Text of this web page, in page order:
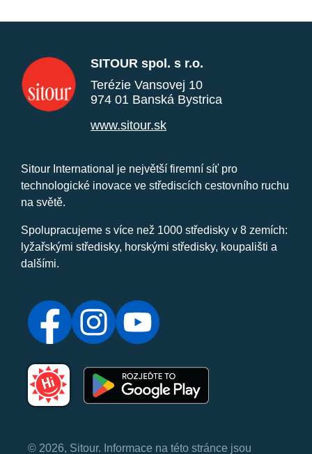
SITOUR spol. s r.o.
Terézie Vansovej 10
974 01 Banská Bystrica
www.sitour.sk
Sitour International je největší firemní síť pro
technologické inovace ve střediscích cestovního ruchu
na světě.
Spolupracujeme s více než 1000 středisky v 8 zemích:
lyžařskými středisky, horskými středisky, koupališti a
dalšími.
© 2026, Sitour. Informace na této stránce jsou